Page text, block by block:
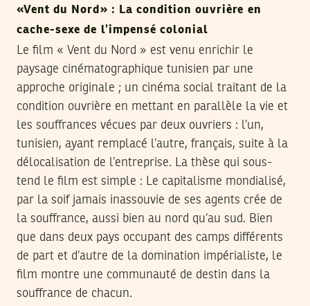
«Vent du Nord» : La condition ouvrière en
cache-sexe de l’impensé colonial
Le film « Vent du Nord » est venu enrichir le
paysage cinématographique tunisien par une
approche originale ; un cinéma social traitant de la
condition ouvrière en mettant en parallèle la vie et
les souffrances vécues par deux ouvriers : l’un,
tunisien, ayant remplacé l’autre, français, suite à la
délocalisation de l’entreprise. La thèse qui sous-
tend le film est simple : Le capitalisme mondialisé,
par la soif jamais inassouvie de ses agents crée de
la souffrance, aussi bien au nord qu’au sud. Bien
que dans deux pays occupant des camps différents
de part et d’autre de la domination impérialiste, le
film montre une communauté de destin dans la
souffrance de chacun.